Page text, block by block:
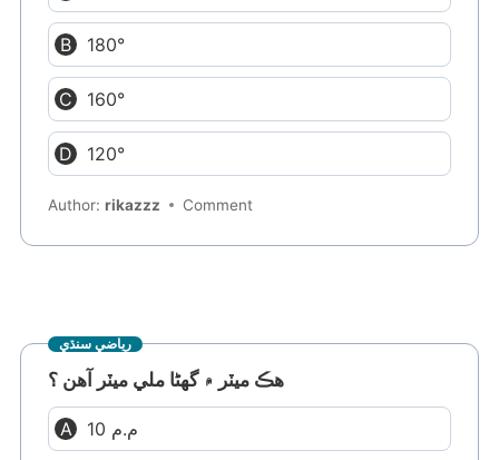
180°
160°
120°
Author:rikazzz Comment
رياضي سنڌي
هڪ ميٽر ۾ گهڻا ملي ميٽر آهن ؟
10 م.م